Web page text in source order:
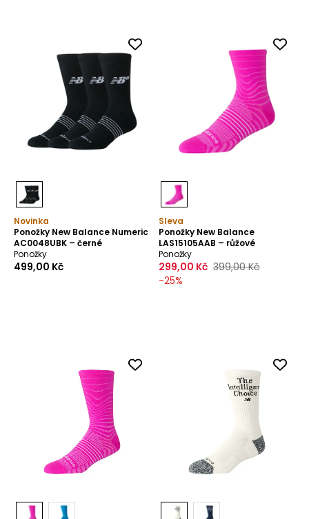
Novinka
Ponožky New Balance Numeric
AC0048UBK – černé
Ponožky
499,00 Kč
Sleva
Ponožky New Balance
LAS15105AAB – růžové
Ponožky
299,00 Kč 399,00 Kč
-25%